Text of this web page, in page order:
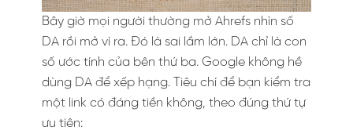
Bây giờ mọi người thường mở Ahrefs nhìn số
DA rồi mở ví ra. Đó là sai lầm lớn. DA chỉ là con
số ước tính của bên thứ ba. Google không hề
dùng DA để xếp hạng. Tiêu chí để bạn kiểm tra
một link có đáng tiền không, theo đúng thứ tự
ưu tiên: